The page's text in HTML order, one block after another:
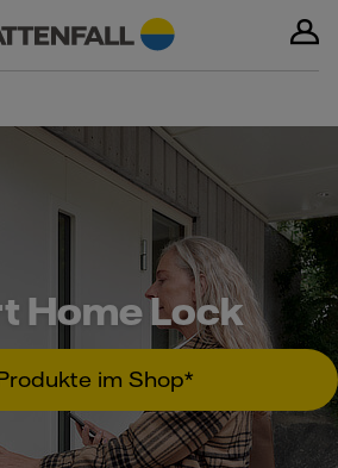
Home Lock
im Shop*